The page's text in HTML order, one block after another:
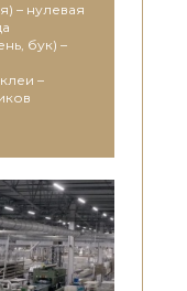
– нулевая
бук) –
–